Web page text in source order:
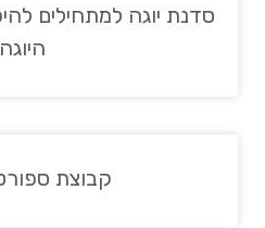
סדנת יוגה למתחילים
היוגה
קבוצת